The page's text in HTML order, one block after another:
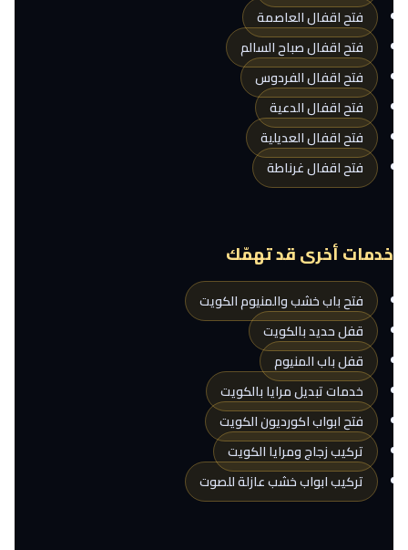
فتح اقفال العاصمة
فتح اقفال صباح السالم
فتح اقفال الفردوس
فتح اقفال الدعية
فتح اقفال العديلية
فتح اقفال غرناطة
خدمات أخرى قد تهمّك
فتح باب خشب والمنيوم الكويت
قفل حديد بالكويت
قفل باب المنيوم
خدمات تبديل مرايا بالكويت
فتح ابواب اكورديون الكويت
تركيب زجاج ومرايا الكويت
تركيب ابواب خشب عازلة للصوت